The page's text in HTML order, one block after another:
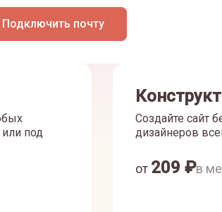
Подключить почту
под
Создайте сайт
дизайнеров
от 209 ₽в